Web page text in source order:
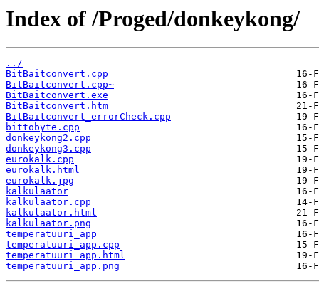
Index of /Proged/donkeykong/
../
BitBaitconvert.cpp
BitBaitconvert.cpp~
BitBaitconvert.exe
BitBaitconvert.htm
BitBaitconvert_errorCheck.cpp
bittobyte.cpp
donkeykong2.cpp
donkeykong3.cpp
eurokalk.cpp
eurokalk.html
eurokalk.jpg
kalkulaator
kalkulaator.cpp
kalkulaator.html
kalkulaator.png
temperatuuri_app
temperatuuri_app.cpp
temperatuuri_app.html
temperatuuri_app.png